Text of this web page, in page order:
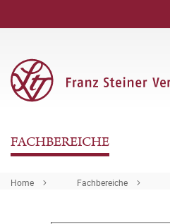
FACHBEREICHE
Home Fachbereiche